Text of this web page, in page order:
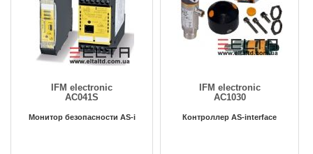
IFM electronic
AC041S
Монитор безопасности AS-i
IFM electronic
AC1030
Контроллер AS-interface